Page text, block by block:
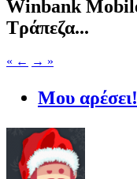
Winbank
Τράπεζα...
« ← → »
Μου αρέσει!